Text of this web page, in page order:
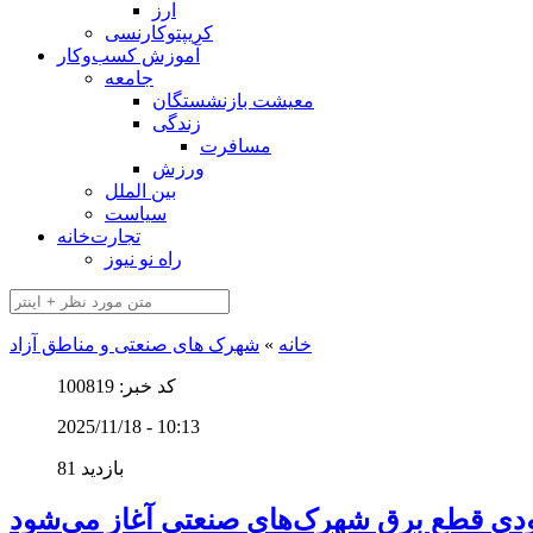
ارز
کریپتوکارنسی
آموزش کسب‌وکار
جامعه
معیشت بازنشستگان
زندگی
مسافرت
ورزش
بین الملل
سیاست
تجارت‌خانه
راه نو نیوز
خانه » شهرک های صنعتی و مناطق آزاد
کد خبر: 100819
2025/11/18 - 10:13
81 بازدید
قطع برق شهرک‌های صنعتی آغاز می‌شود